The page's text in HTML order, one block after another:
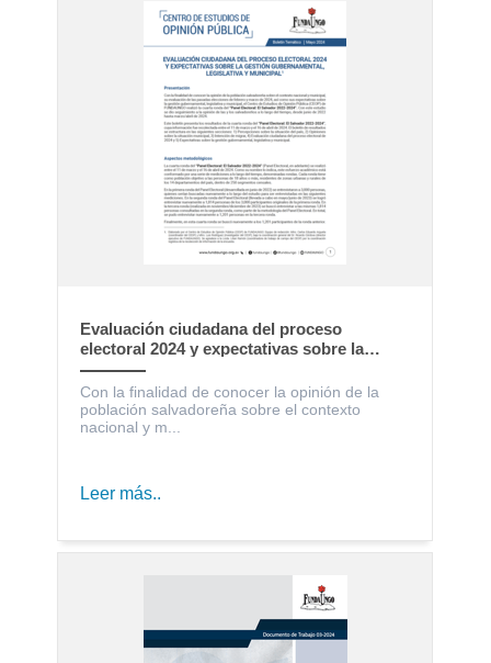
Evaluación ciudadana del proceso
electoral 2024 y expectativas sobre la
gestión gubernamental, legislativa y
municipal
Con la finalidad de conocer la opinión de la
población salvadoreña sobre el contexto
nacional y m...
Leer más..